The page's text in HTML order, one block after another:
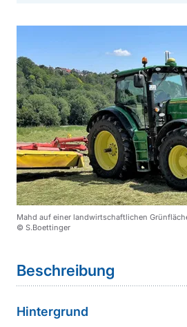
Mahd auf einer landwirtschaftlichen
© S.Boettinger
Sprungmarke
Beschreibung
Hintergrund